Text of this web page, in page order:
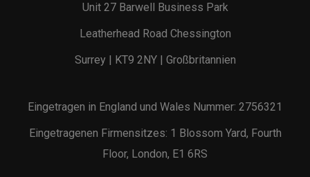
Unit 27 Barwell Business Park
Leatherhead Road Chessington
Surrey | KT9 2NY | Großbritannien
Eingetragen in England und Wales Nummer: 2756321
Eingetragenen Firmensitzes: 1 Blossom Yard, Fourth
Floor, London, E1 6RS